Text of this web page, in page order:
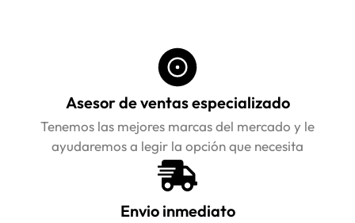
Asesor de ventas especializado
Tenemos las mejores marcas del mercado y le
ayudaremos a legir la opción que necesita
Envio inmediato